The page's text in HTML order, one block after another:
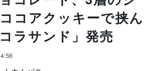
コアクッキーで挟ん
ラサンド」発売